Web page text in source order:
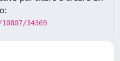
34369